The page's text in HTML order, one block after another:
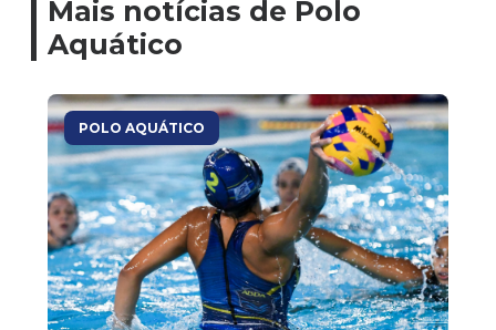
Mais notícias de Polo
Aquático
POLO AQUÁTICO